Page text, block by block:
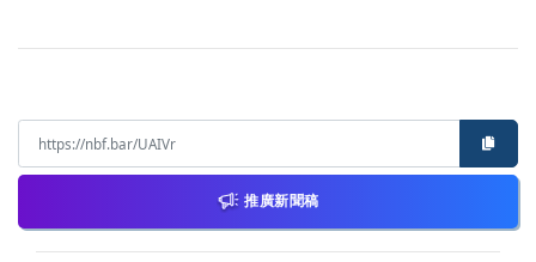
推廣新聞稿